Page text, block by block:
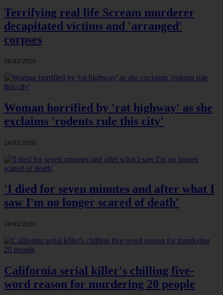
Terrifying real life Scream murderer
decapitated victims and 'arranged'
corpses
28/02/2026
Woman horrified by 'rat highway' as she
exclaims 'rodents rule this city'
24/02/2026
'I died for seven minutes and after what I
saw I'm no longer scared of death'
24/02/2026
California serial killer's chilling five-
word reason for murdering 20 people